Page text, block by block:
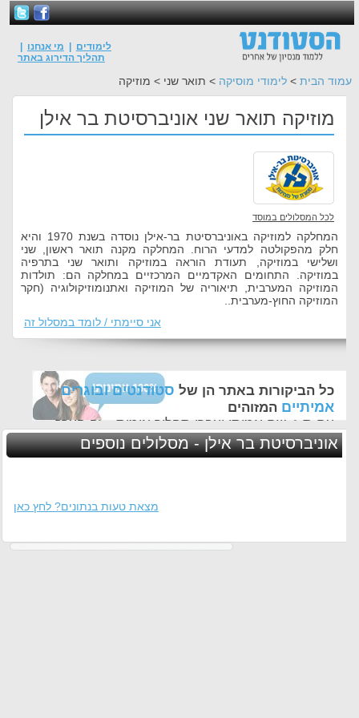
לימודים מי אנחנו
תהליך הדירוג באתר
עמוד הבית > לימודי מוסיקה > תואר שני > מוזיקה
מוזיקה תואר שני אוניברסיטת בר אילן
לכל המסלולים במוסד
המחלקה למוזיקה באוניברסיטת בר-אילן נוסדה בשנת 1970 והיא
חלק מהפקולטה למדעי הרוח. המחלקה מקנה תואר ראשון, שני
ושלישי במוזיקה, תעודת הוראה במוזיקה ותואר שני בתרפיה
במוזיקה. התחומים האקדמיים המרכזיים במחלקה הם: תולדות
המוזיקה המערבית, תיאוריה של המוזיקה ואתנומוזיקולוגיה (חקר
המוזיקה החוץ-מערבית..
אני סיימתי / לומד במסלול זה
כל הביקורות באתר הן של סטודנטים ובוגרים
אמיתיים המזוהים
עם ת.ז, שם אמיתי ועברו תהליך אימות - זה הערך
החשוב לנו ביותר באתר
אוניברסיטת בר אילן - מסלולים נוספים
מצאת טעות בנתונים? לחץ כאן